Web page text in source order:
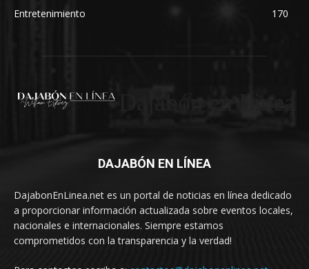
Entretenimiento
170
DAJABÓN EN LÍNEA
DajabonEnLinea.net es un portal de noticias en línea dedicado
a proporcionar información actualizada sobre eventos locales,
nacionales e internacionales. Siempre estamos
comprometidos con la transparencia y la verdad!